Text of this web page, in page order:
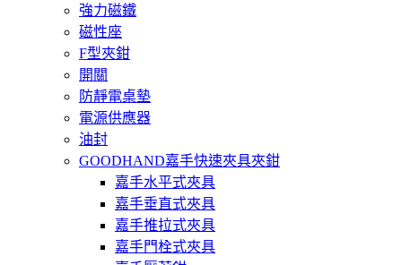
強力磁鐵
磁性座
F型夾鉗
開關
防靜電桌墊
電源供應器
油封
GOODHAND嘉手快速夾具夾鉗
嘉手水平式夾具
嘉手垂直式夾具
嘉手推拉式夾具
嘉手門栓式夾具